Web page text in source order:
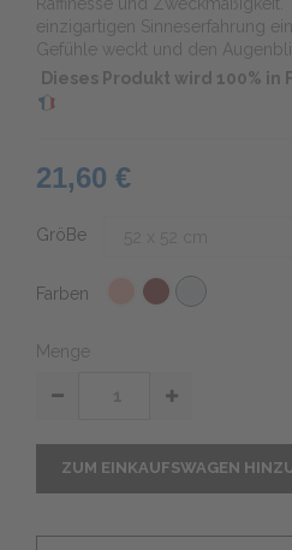
einzigartigen Sinneserfahrung
Gefühle weckt und den
Dieses Produkt wird 100%
21,60 €
GröBe
Farben
Menge
ZUM EINKAUFSWAGEN